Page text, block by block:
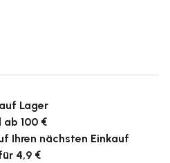
Lager
100 €
Ihren nächsten Einkauf
4,9 €